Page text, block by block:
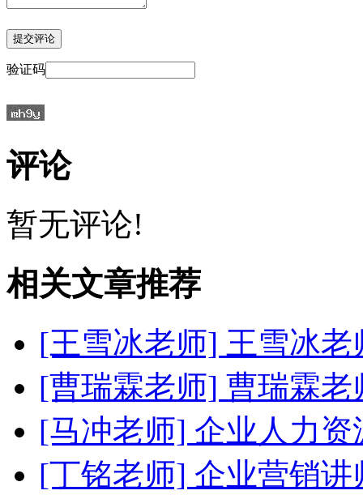
验证码
评论
暂无评论!
相关文章推荐
[王雪冰老师] 王雪冰老
[曹瑞霖老师] 曹瑞霖老
[马冲老师] 企业人力
[丁铭老师] 企业营销